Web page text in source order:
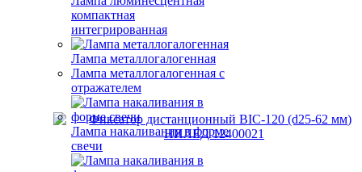
компактная
интегрированная
Лампа металлогалогенная
Лампа металлогалогенная с
отражателем
Лампа накаливания в форме
свечи